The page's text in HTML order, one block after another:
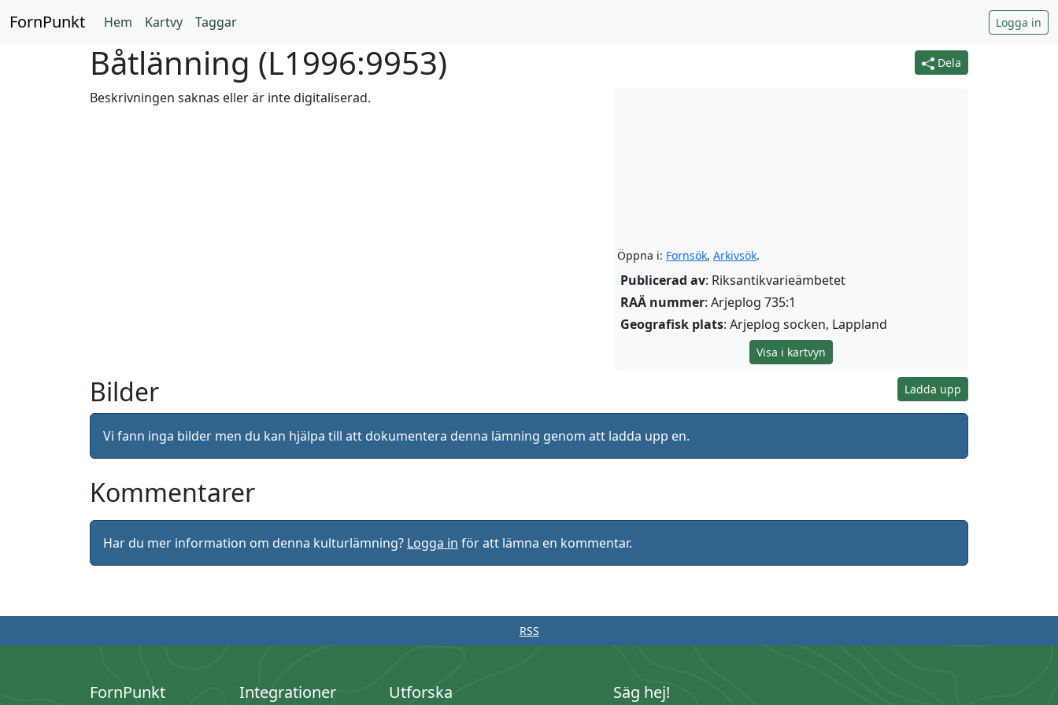
FornPunkt Hem Kartvy Taggar Logga in
Dela
Båtlänning (L1996:9953)
Öppna i: Fornsök, Arkivsök.
Publicerad av: Riksantikvarieämbetet
RAÄ nummer: Arjeplog 735:1
Geografisk plats: Arjeplog socken, Lappland
Visa i kartvyn
Beskrivningen saknas eller är inte digitaliserad.
Ladda upp
Bilder
Vi fann inga bilder men du kan hjälpa till att dokumentera denna lämning genom att ladda upp en.
Kommentarer
Har du mer information om denna kulturlämning? Logga in för att lämna en kommentar.
RSS
FornPunkt Integrationer Utforska Säg hej!